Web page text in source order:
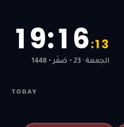
19:1 6:13
الجمعة · 23 • صَفَر • 1448
TODAY